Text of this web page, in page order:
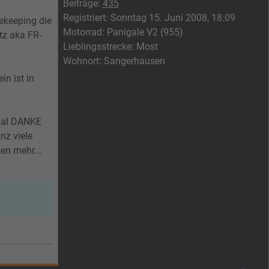
Beiträge: 435
Registriert: Sonntag 15. Juni 2008, 18:09
Motorrad: Panigale V2 (955)
Lieblingsstrecke: Most
Wohnort: Sangerhausen
die
aka FR-
ist in
DANKE
viele
mehr...